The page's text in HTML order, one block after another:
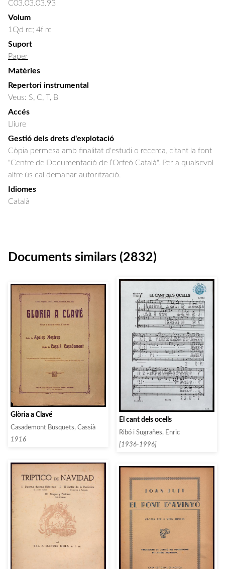
C03.03.03.93
Volum
1Qd rc; 4f rc
Suport
Paper
Matèries
Repertori instrumental
Veus: S, C, T, B
Accés
Lliure
Gestió dels drets d'explotació
Còpia permesa amb finalitat d'estudi o recerca, citant la font
"Centre de Documentació de l’Orfeó Català". Per a qualsevol
altre ús cal demanar autorització.
Idiomes
Català
Documents similars (2832)
Glòria a Clavé
Casademont Busquets, Cassià
1916
El cant dels ocells
Ribó i Sugrañes, Enric
[1936-1996]